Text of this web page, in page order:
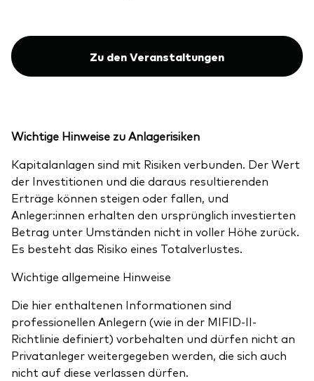
Zu den Veranstaltungen
Wichtige Hinweise zu Anlagerisiken
Kapitalanlagen sind mit Risiken verbunden. Der Wert
der Investitionen und die daraus resultierenden
Erträge können steigen oder fallen, und
Anleger:innen erhalten den ursprünglich investierten
Betrag unter Umständen nicht in voller Höhe zurück.
Es besteht das Risiko eines Totalverlustes.
Wichtige allgemeine Hinweise
Die hier enthaltenen Informationen sind
professionellen Anlegern (wie in der MIFID-II-
Richtlinie definiert) vorbehalten und dürfen nicht an
Privatanleger weitergegeben werden, die sich auch
nicht auf diese verlassen dürfen.